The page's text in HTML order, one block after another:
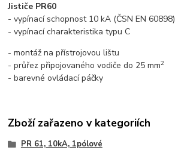
Jističe PR60
- vypínací schopnost 10 kA (ČSN EN 60898)
- vypínací charakteristika typu C
- montáž na přístrojovou lištu
- průřez připojovaného vodiče do 25 mm2
- barevné ovládací páčky
Zboží zařazeno v kategoriích
PR 61, 10kA, 1pólové